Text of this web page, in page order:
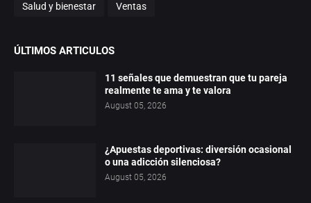
Salud y bienestar Ventas
ÚLTIMOS ARTICULOS
11 señales que demuestran que tu pareja
realmente te ama y te valora
August 05, 2026
¿Apuestas deportivas: diversión ocasional
o una adicción silenciosa?
August 05, 2026